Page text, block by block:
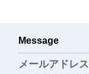
Message
メールアドレ